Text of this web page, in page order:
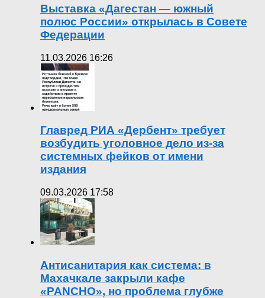
Выставка «Дагестан — южный
полюс России» открылась в Совете
Федерации
11.03.2026 16:26
Главред РИА «Дербент» требует
возбудить уголовное дело из-за
системных фейков от имени
издания
09.03.2026 17:58
Антисанитария как система: в
Махачкале закрыли кафе
«PANCHO», но проблема глубже